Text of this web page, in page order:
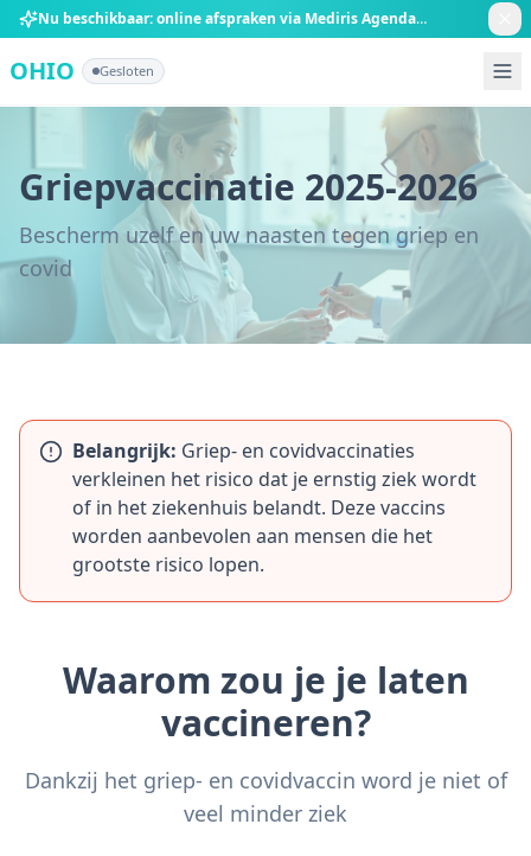
Ga direct naar de inhoud
Nu beschikbaar: online afspraken via Mediris AgendaBoek nu online
OHIO Gesloten
Griepvaccinatie 2025-2026
Bescherm uzelf en uw naasten tegen griep en
covid
Belangrijk: Griep- en covidvaccinaties
verkleinen het risico dat je ernstig ziek wordt
of in het ziekenhuis belandt. Deze vaccins
worden aanbevolen aan mensen die het
grootste risico lopen.
Waarom zou je je laten
vaccineren?
Dankzij het griep- en covidvaccin word je niet of
veel minder ziek